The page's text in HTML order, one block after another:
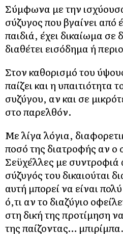
Σύμφωνα με την
σύζυγος που βγαίνει από
παιδιά, έχει δικαίωμα
διαθέτει εισόδημα ή
Στον καθορισμό του
παίζει και η υπαιτιότητα
συζύγου, αν και σε
στο παρελθόν.
Με λίγα λόγια,
ποσό της διατροφής αν ο
Σεϋχέλλες με συντροφιά
σύζυγός του δικαιούται
αυτή μπορεί να είναι
ό,τι αν το διαζύγιο
στη δική της προτίμηση
της παίζοντας… μπιρίμπα.